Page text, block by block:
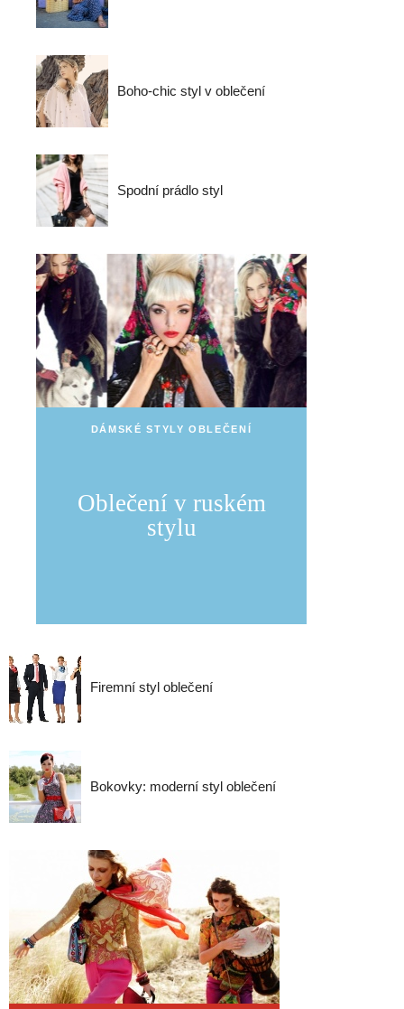
Boho-chic styl v oblečení
Spodní prádlo styl
DÁMSKÉ STYLY OBLEČENÍ
Oblečení v ruském
stylu
Firemní styl oblečení
Bokovky: moderní styl oblečení